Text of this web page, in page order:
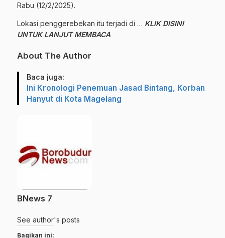
Rabu (12/2/2025).
Lokasi penggerebekan itu terjadi di … KLIK DISINI
UNTUK LANJUT MEMBACA
About The Author
Baca juga:
Ini Kronologi Penemuan Jasad Bintang, Korban
Hanyut di Kota Magelang
BNews 7
See author's posts
Bagikan ini: